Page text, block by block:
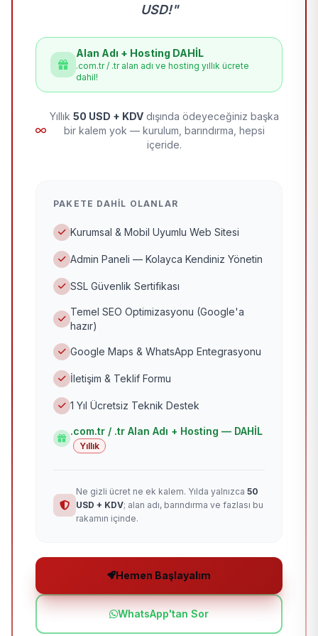
USD!"
Alan Adı + Hosting DAHİL
.com.tr / .tr alan adı ve hosting yıllık ücrete
dahil!
Yıllık 50 USD + KDV dışında ödeyeceğiniz başka
bir kalem yok — kurulum, barındırma, hepsi
içeride.
PAKETE DAHIL OLANLAR
Kurumsal & Mobil Uyumlu Web Sitesi
Admin Paneli — Kolayca Kendiniz Yönetin
SSL Güvenlik Sertifikası
Temel SEO Optimizasyonu (Google'a
hazır)
Google Maps & WhatsApp Entegrasyonu
İletişim & Teklif Formu
1 Yıl Ücretsiz Teknik Destek
.com.tr / .tr Alan Adı + Hosting — DAHİL
Yıllık
Ne gizli ücret ne ek kalem. Yılda yalnızca 50
USD + KDV; alan adı, barındırma ve fazlası bu
rakamın içinde.
Hemen Başlayalım
WhatsApp'tan Sor